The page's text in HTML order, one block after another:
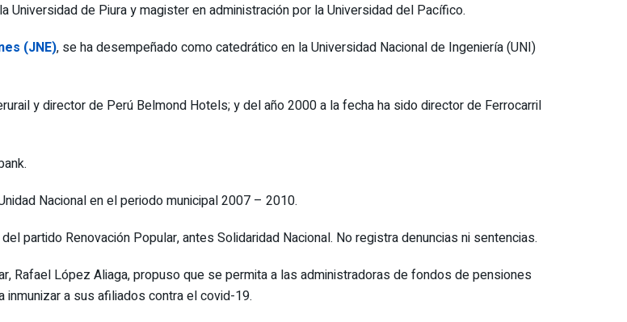
de Piura y magister en administración por la Universidad del Pacífico.
(JNE), se ha desempeñado como catedrático en la Universidad Nacional de Ingeniería (UNI)
y director de Perú Belmond Hotels; y del año 2000 a la fecha ha sido director de Ferrocarril
Nacional en el periodo municipal 2007 – 2010.
partido Renovación Popular, antes Solidaridad Nacional. No registra denuncias ni sentencias.
Rafael López Aliaga, propuso que se permita a las administradoras de fondos de pensiones
a sus afiliados contra el covid-19.